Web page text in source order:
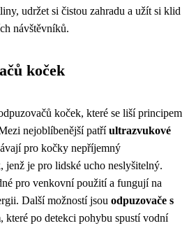
udržet si čistou zahradu a užít si klid
návštěvníků.
koček
koček, které se liší principem
nejoblíbenější patříultrazvukové
pro kočky nepříjemný
je pro lidské ucho neslyšitelný.
pro venkovní použití a fungují na
Další možností jsou odpuzovače s
, které po detekci pohybu spustí vodní